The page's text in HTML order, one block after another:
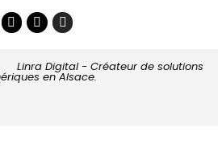
Linra Digital - Créateur de solutions
en Alsace.